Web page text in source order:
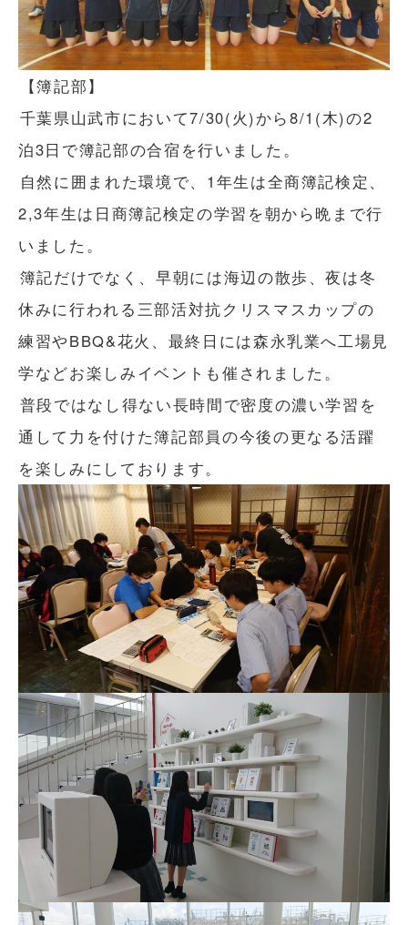
【簿記部】
千葉県山武市において7/30(火)から8/1(木)の2
泊3日で簿記部の合宿を行いました。
自然に囲まれた環境で、1年生は全商簿記検定、
2,3年生は日商簿記検定の学習を朝から晩まで行
いました。
簿記だけでなく、早朝には海辺の散歩、夜は冬
休みに行われる三部活対抗クリスマスカップの
練習やBBQ&花火、最終日には森永乳業へ工場見
学などお楽しみイベントも催されました。
普段ではなし得ない長時間で密度の濃い学習を
通して力を付けた簿記部員の今後の更なる活躍
を楽しみにしております。